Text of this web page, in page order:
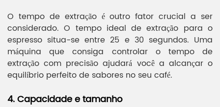
O tempo de extração é outro fator crucial a ser
considerado. O tempo ideal de extração para o
espresso situa-se entre 25 e 30 segundos. Uma
máquina que consiga controlar o tempo de
extração com precisão ajudará você a alcançar o
equilíbrio perfeito de sabores no seu café.
4. Capacidade e tamanho